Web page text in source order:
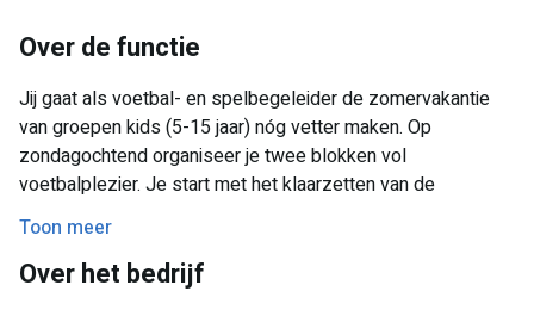
Over de functie
Jij gaat als voetbal- en spelbegeleider de zomervakantie
van groepen kids (5-15 jaar) nóg vetter maken. Op
zondagochtend organiseer je twee blokken vol
voetbalplezier. Je start met het klaarzetten van de
materialen en neemt de kinderen daarna mee in toffe
spelletjes, challenges en mini-toernooien. Jij zorgt voor de
energie, de high-fives en een strak verloop van de ochtend.
Toon meer
Over het bedrijf